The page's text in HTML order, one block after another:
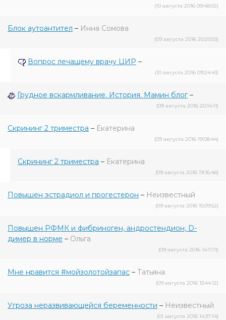
(10 августа 2016 09:48:02)
Блок аутоантител – Инна Сомова
(09 августа 2016 20:20:53)
Вопрос лечащему врачу ЦИР –
(10 августа 2016 09:24:43)
Грудное вскармливание. История. Мамин блог–
(09 августа 2016 20:14:11)
Скрининг 2 триместра – Екатерина
(09 августа 2016 19:08:44)
Скрининг 2 триместра – Екатерина
(09 августа 2016 19:16:46)
Повышен эстрадиол и прогестерон – Неизвестный
(09 августа 2016 15:09:52)
Повышен РФМК и фибриноген, андростендион, D-
димер в норме – Ольга
(09 августа 2016 14:11:11)
Мне нравится #мойзолотойзапас – Татьяна
(09 августа 2016 13:44:12)
Угроза неразвивающейся беременности – Неизвестный
(01 августа 2016 14:37:14)